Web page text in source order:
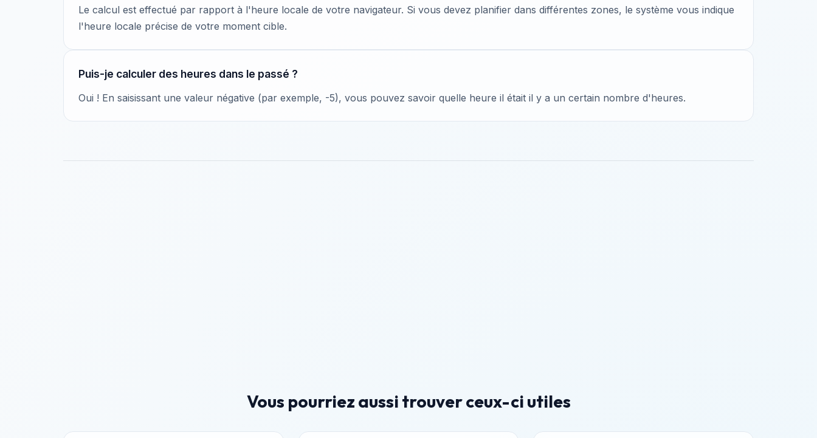
Le calcul est effectué par rapport à l'heure locale de votre navigateur. Si vous devez planifier dans différentes zones, le système vous indique
l'heure locale précise de votre moment cible.
Puis-je calculer des heures dans le passé ?
Oui ! En saisissant une valeur négative (par exemple, -5), vous pouvez savoir quelle heure il était il y a un certain nombre d'heures.
Vous pourriez aussi trouver ceux-ci utiles